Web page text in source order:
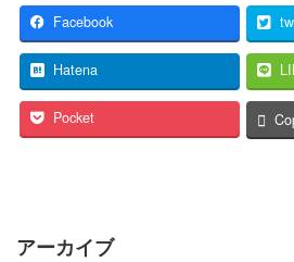
Facebook
Hatena
Pocket
アーカイブ